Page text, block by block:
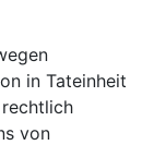
in Tateinheit
von